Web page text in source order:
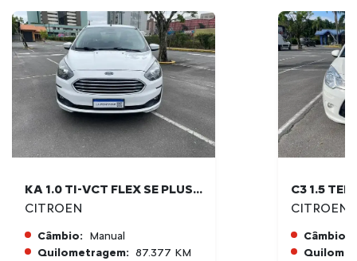
KA 1.0 TI-VCT FLEX SE PLUS MANUAL
CITROEN
Câmbio: Manual
Quilometragem: 87.377 KM
CITROEN
Câmbio: